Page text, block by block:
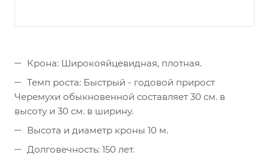
Крона: Широкояйцевидная, плотная.
Темп роста: Быстрый - годовой прирост
Черемухи обыкновенной составляет 30 см. в
высоту и 30 см. в ширину.
Высота и диаметр кроны 10 м.
Долговечность: 150 лет.